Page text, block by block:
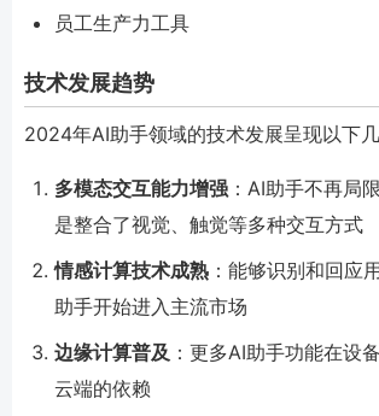
员工生产力工具
技术发展趋势
2024年AI助手领域的技术发展呈现以下
多模态交互能力增强 ：AI助手不再局
是整合了视觉、触觉等多种交互方式
情感计算技术成熟 ：能够识别和回应
助手开始进入主流市场
边缘计算普及 ：更多AI助手功能在设
云端的依赖